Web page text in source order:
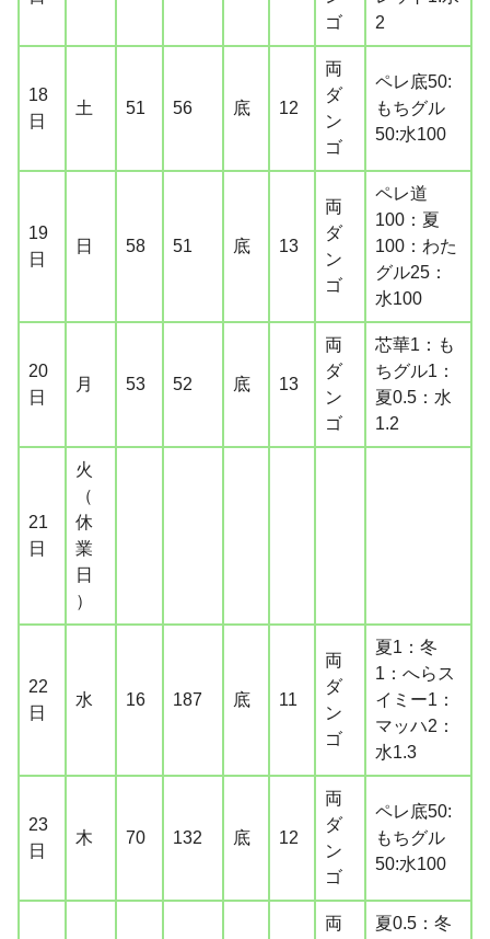
ゴ
2
18
日
土 51 56 底 12
両
ダ
ン
ゴ
ペレ底50:
もちグル
50:水100
19
日
日 58 51 底 13
両
ダ
ン
ゴ
ペレ道
100：夏
100：わた
グル25：
水100
20
日
月 53 52 底 13
両
ダ
ン
ゴ
芯華1：も
ちグル1：
夏0.5：水
1.2
21
日
火
（
休
業
日
）
22
日
水 16 187 底 11
両
ダ
ン
ゴ
夏1：冬
1：へらス
イミー1：
マッハ2：
水1.3
23
日
木 70 132 底 12
両
ダ
ン
ゴ
ペレ底50:
もちグル
50:水100
両
夏0.5：冬